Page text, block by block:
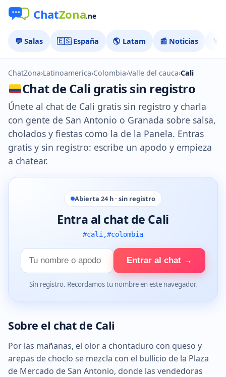
💬 Salas 🇪🇸 España 🌎 Latam 📰 Noticias 🏅
ChatZona›Latinoamerica›Colombia›Valle del cauca›Cali
Chat de Cali gratis sin registro
Únete al chat de Cali gratis sin registro y charla
con gente de San Antonio o Granada sobre salsa,
cholados y fiestas como la de la Panela. Entras
gratis y sin registro: escribe un apodo y empieza
a chatear.
Abierta 24 h · sin registro
Entra al chat de Cali
#cali,#colombia
Tu
nombre
Entrar al chat →
Sin registro. Recordamos tu nombre en este navegador.
Sobre el chat de Cali
Por las mañanas, el olor a chontaduro con queso y
arepas de choclo se mezcla con el bullicio de la Plaza
de Mercado de San Antonio, donde las vendedoras